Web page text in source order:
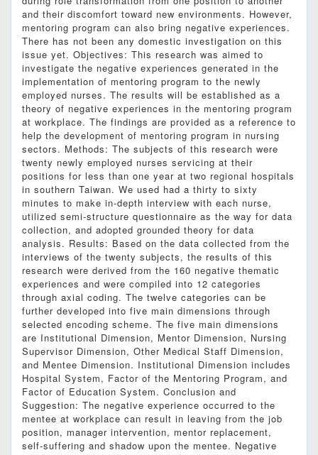
and their discomfort toward new environments. However,
mentoring program can also bring negative experiences.
There has not been any domestic investigation on this
issue yet. Objectives: This research was aimed to
investigate the negative experiences generated in the
implementation of mentoring program to the newly
employed nurses. The results will be established as a
theory of negative experiences in the mentoring program
at workplace. The findings are provided as a reference to
help the development of mentoring program in nursing
sectors. Methods: The subjects of this research were
twenty newly employed nurses servicing at their
positions for less than one year at two regional hospitals
in southern Taiwan. We used had a thirty to sixty
minutes to make in-depth interview with each nurse,
utilized semi-structure questionnaire as the way for data
collection, and adopted grounded theory for data
analysis. Results: Based on the data collected from the
interviews of the twenty subjects, the results of this
research were derived from the 160 negative thematic
experiences and were compiled into 12 categories
through axial coding. The twelve categories can be
further developed into five main dimensions through
selected encoding scheme. The five main dimensions
are Institutional Dimension, Mentor Dimension, Nursing
Supervisor Dimension, Other Medical Staff Dimension,
and Mentee Dimension. Institutional Dimension includes
Hospital System, Factor of the Mentoring Program, and
Factor of Education System. Conclusion and
Suggestion: The negative experience occurred to the
mentee at workplace can result in leaving from the job
position, manager intervention, mentor replacement,
self-suffering and shadow upon the mentee. Negative